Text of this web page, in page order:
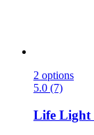
2 options
5.0 (7)
Life Light